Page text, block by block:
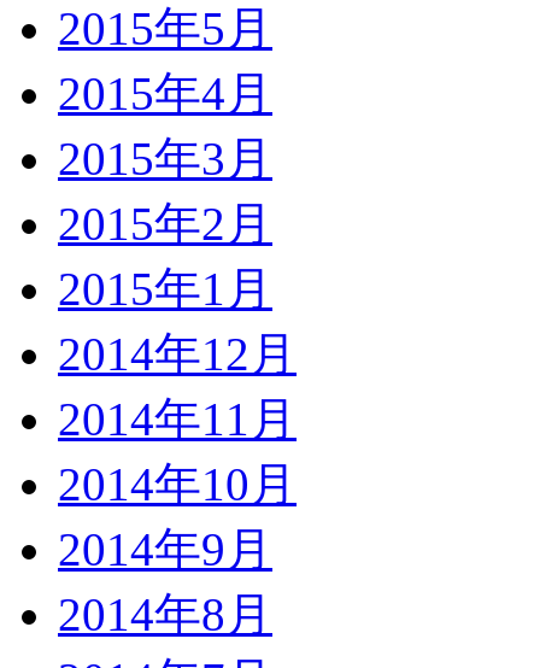
2015年5月
2015年4月
2015年3月
2015年2月
2015年1月
2014年12月
2014年11月
2014年10月
2014年9月
2014年8月